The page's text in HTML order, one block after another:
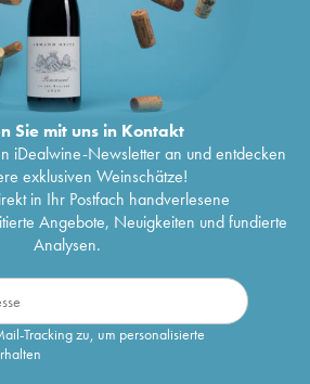
Sie mit uns in Kontakt
iDealwine-Newsletter an und entdecken
exklusiven Weinschätze!
in Ihr Postfach handverlesene
Angebote, Neuigkeiten und fundierte
Analysen.
Tracking zu, um personalisierte